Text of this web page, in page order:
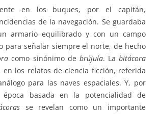
en los buques, por el capitán,
de la navegación. Se guardaba
armario equilibrado y con un campo
para señalar siempre el norte, de hecho
como sinónimo de brújula. La bitácora
en los relatos de ciencia ficción, referida
para las naves espaciales. Y, por
basada en la potencialidad de
se revelan como un importante